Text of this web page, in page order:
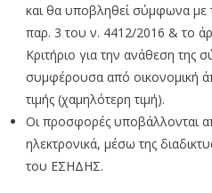
και θα υποβληθεί σύμφωνα με
παρ. 3 του ν. 4412/2016 & το
Κριτήριο για την ανάθεση της
συμφέρουσα από οικονομική
τιμής (χαμηλότερη τιμή).
Οι προσφορές υποβάλλονται
ηλεκτρονικά, μέσω της
του ΕΣΗΔΗΣ.